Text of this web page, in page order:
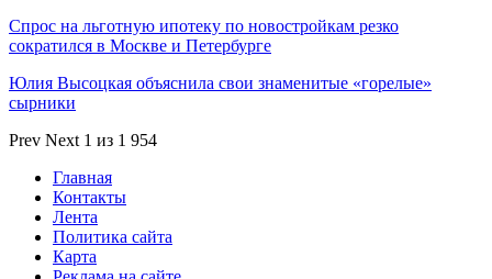
Спрос на льготную ипотеку по новостройкам резко
сократился в Москве и Петербурге
Юлия Высоцкая объяснила свои знаменитые «горелые»
сырники
Prev Next 1 из 1 954
Главная
Контакты
Лента
Политика сайта
Карта